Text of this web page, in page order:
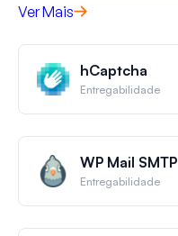
Ver Mais
hCaptcha
Entregabilidade
WP Mail SMTP
Entregabilidade